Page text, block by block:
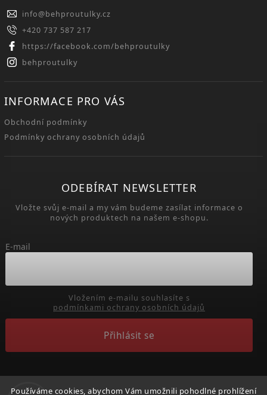
Používáme cookies, abychom Vám umožnili pohodlné prohlížení
info@behproutulky.cz
+420 737 587 217
https://facebook.com/behproutulky
behproutulky
INFORMACE PRO VÁS
Obchodní podmínky
Podmínky ochrany osobních údajů
ODEBÍRAT NEWSLETTER
Vložte svůj e-mail a my vám budeme zasílat informace o
nových produktech na našem e-shopu.
E-mail
podmínkami ochrany osobních údajů
Přihlásit se